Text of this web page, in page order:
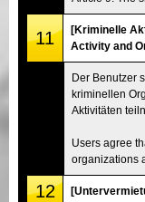
11
[Kriminelle
Activity and
Der Benutzer
kriminellen
Aktivitäten
Users agree
organizations
12